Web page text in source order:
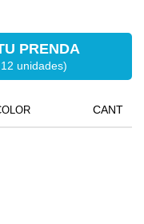
PRENDA
unidades)